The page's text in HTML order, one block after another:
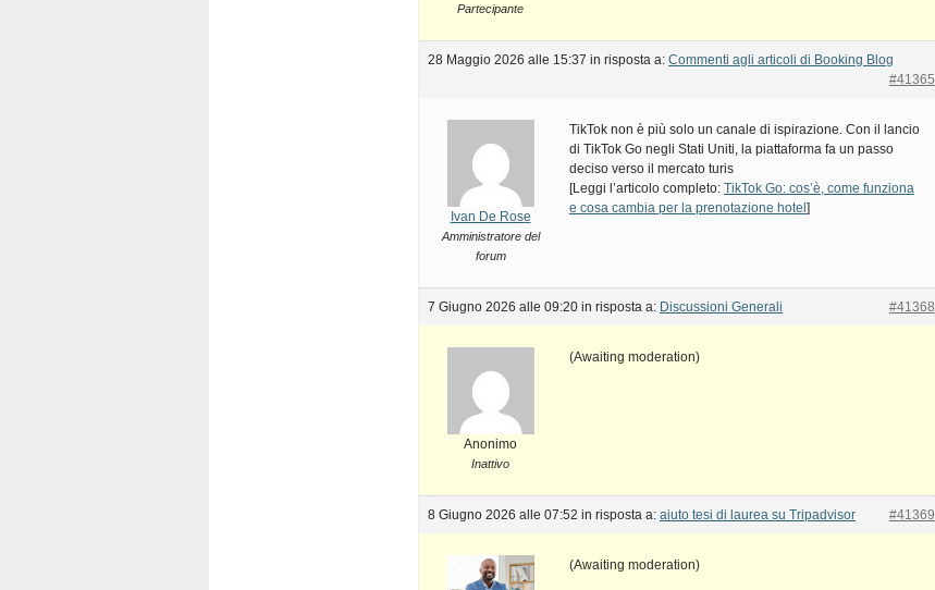
Partecipante
28 Maggio 2026 alle 15:37 in risposta a: Commenti agli articoli di Booking Blog
#41365
Ivan De Rose
Amministratore del
forum
TikTok non è più solo un canale di ispirazione. Con il lancio
di TikTok Go negli Stati Uniti, la piattaforma fa un passo
deciso verso il mercato turis
[Leggi l’articolo completo: TikTok Go: cos’è, come funziona
e cosa cambia per la prenotazione hotel ]
7 Giugno 2026 alle 09:20 in risposta a: Discussioni Generali #41368
Anonimo
Inattivo
(Awaiting moderation)
8 Giugno 2026 alle 07:52 in risposta a: aiuto tesi di laurea su Tripadvisor #41369
(Awaiting moderation)